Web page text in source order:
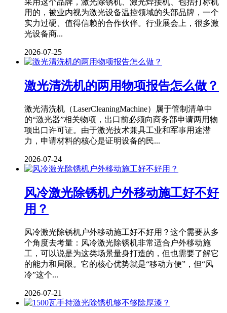
采用这个品牌，激光除锈机、激光焊接机、包括打标机
用的，被业内视为激光设备温控领域的头部品牌，一个
实力过硬、值得信赖的合作伙伴。行业展会上，很多激
光设备商...
2026-07-25
激光清洗机的两用物项报告怎么做？
激光清洗机（LaserCleaningMachine）属于管制清单中
的“激光器”相关物项，出口前必须向商务部申请两用物
项出口许可证。由于激光技术兼具工业和军事用途潜
力，申请材料的核心是证明设备的民...
2026-07-24
风冷激光除锈机户外移动施工好不好
用？
风冷激光除锈机户外移动施工好不好用？这个需要从多
个角度去考量：风冷激光除锈机非常适合户外移动施
工，可以说是为这类场景量身打造的，但也需要了解它
的能力和局限。它的核心优势就是“移动方便”，但“风
冷”这个...
2026-07-21